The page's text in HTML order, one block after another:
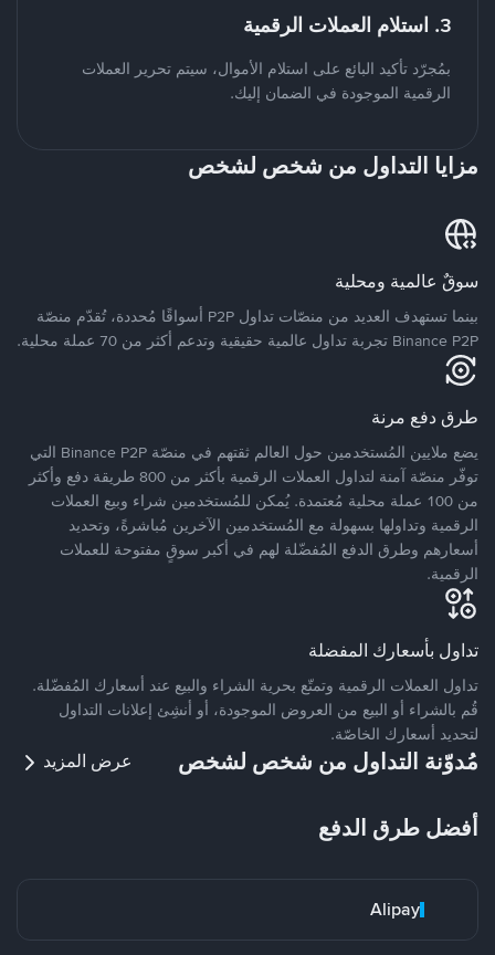
3. استلام العملات الرقمية
بمُجرّد تأكيد البائع على استلام الأموال، سيتم تحرير العملات
الرقمية الموجودة في الضمان إليك.
مزايا التداول من شخص لشخص
سوقٌ عالمية ومحلية
بينما تستهدف العديد من منصّات تداول P2P أسواقًا مُحددة، تُقدّم منصّة
Binance P2P تجربة تداول عالمية حقيقية وتدعم أكثر من 70 عملة محلية.
طرق دفع مرنة
يضع ملايين المُستخدمين حول العالم ثقتهم في منصّة Binance P2P التي
توفّر منصّة آمنة لتداول العملات الرقمية بأكثر من 800 طريقة دفع وأكثر
من 100 عملة محلية مُعتمدة. يُمكن للمُستخدمين شراء وبيع العملات
الرقمية وتداولها بسهولة مع المُستخدمين الآخرين مُباشرةً، وتحديد
أسعارهم وطرق الدفع المُفضّلة لهم في أكبر سوقٍ مفتوحة للعملات
الرقمية.
تداول بأسعارك المفضلة
تداول العملات الرقمية وتمتّع بحرية الشراء والبيع عند أسعارك المُفضّلة.
قُم بالشراء أو البيع من العروض الموجودة، أو أنشِئ إعلانات التداول
لتحديد أسعارك الخاصّة.
مُدوّنة التداول من شخص لشخص عرض المزيد
أفضل طرق الدفع
Alipay